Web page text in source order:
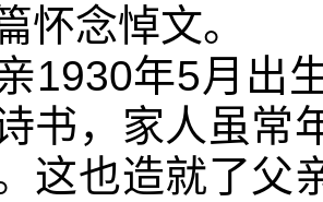
怀念悼文。
1930年5月出
书，家人虽常
这也造就了父